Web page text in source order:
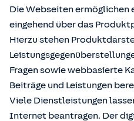
Die Webseiten ermöglichen
eingehend über das
Hierzu stehen
Fragen sowie webbasierte
Beiträge und Leistungen
Viele Dienstleistungen
Internet beantragen. Der